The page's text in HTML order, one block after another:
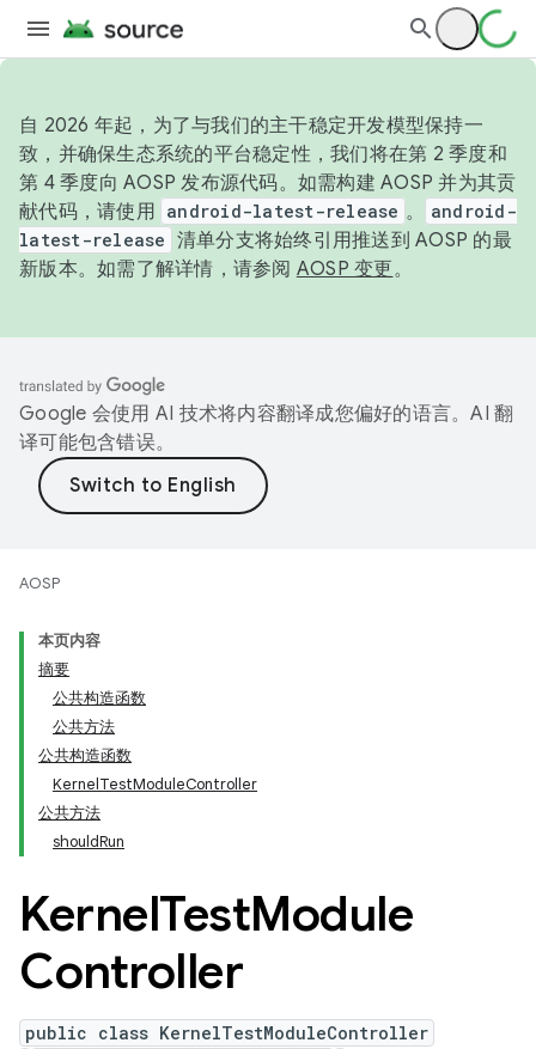
自 2026 年起，为了与我们的主干稳定开发模型保持一
致，并确保生态系统的平台稳定性，我们将在第 2 季度和
第 4 季度向 AOSP 发布源代码。如需构建 AOSP 并为其贡
献代码，请使用 android-latest-release 。
android-
latest-release 清单分支将始终引用推送到 AOSP 的最
新版本。如需了解详情，请参阅 AOSP 变更。
Google 会使用 AI 技术将内容翻译成您偏好的语言。AI 翻
译可能包含错误。
AOSP
本页内容
摘要
公共构造函数
公共方法
公共构造函数
KernelTestModuleController
公共方法
shouldRun
KernelTestModule
Controller
public class KernelTestModuleController